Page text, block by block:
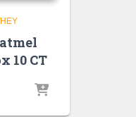
10 CT